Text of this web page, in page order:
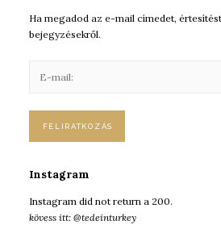
Ha megadod az e-mail címedet,
bejegyzésekről.
Instagram
Instagram did not return a 200.
kövess itt: @tedeinturkey